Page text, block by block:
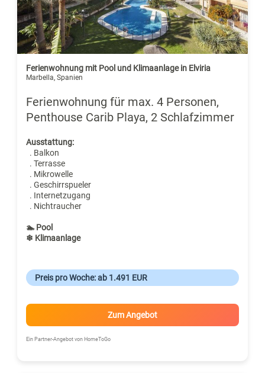
Ferienwohnung mit Pool und Klimaanlage in Elviria
Marbella, Spanien
Ferienwohnung für max. 4 Personen,
Penthouse Carib Playa, 2 Schlafzimmer
Ausstattung:
. Balkon
. Terrasse
. Mikrowelle
. Geschirrspueler
. Internetzugang
. Nichtraucher
🏊 Pool
❄ Klimaanlage
Preis pro Woche: ab 1.491 EUR
Zum Angebot
Ein Partner-Angebot von HomeToGo